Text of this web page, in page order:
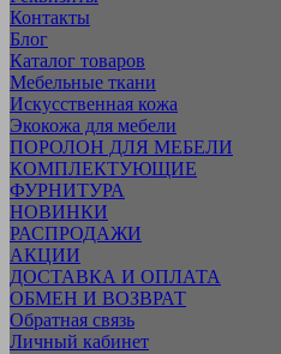
Контакты
Блог
Каталог товаров
Мебельные ткани
Искусcтвенная кожа
Экокожа для мебели
ПОРОЛОН ДЛЯ МЕБЕЛИ
КОМПЛЕКТУЮЩИЕ
ФУРНИТУРА
НОВИНКИ
РАСПРОДАЖИ
АКЦИИ
ДОСТАВКА И ОПЛАТА
ОБМЕН И ВОЗВРАТ
Обратная связь
Личный кабинет